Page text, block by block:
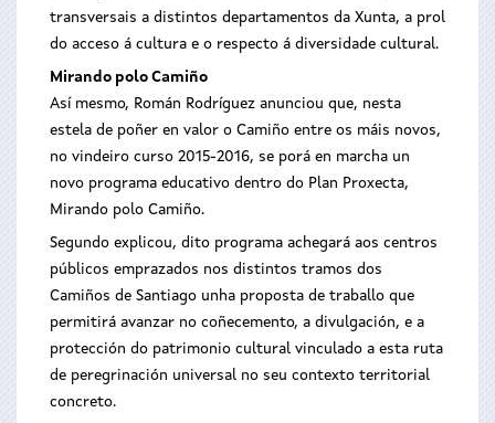
transversais a distintos departamentos da Xunta, a prol
do acceso á cultura e o respecto á diversidade cultural.
Mirando polo Camiño
Así mesmo, Román Rodríguez anunciou que, nesta
estela de poñer en valor o Camiño entre os máis novos,
no vindeiro curso 2015-2016, se porá en marcha un
novo programa educativo dentro do Plan Proxecta,
Mirando polo Camiño.
Segundo explicou, dito programa achegará aos centros
públicos emprazados nos distintos tramos dos
Camiños de Santiago unha proposta de traballo que
permitirá avanzar no coñecemento, a divulgación, e a
protección do patrimonio cultural vinculado a esta ruta
de peregrinación universal no seu contexto territorial
concreto.